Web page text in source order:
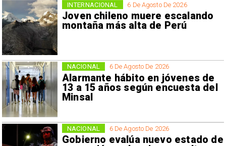
6 De Agosto De 2026
Joven chileno muere escalando
montaña más alta de Perú
INTERNACIONAL
6 De Agosto De 2026
Alarmante hábito en jóvenes de
13 a 15 años según encuesta del
Minsal
NACIONAL
6 De Agosto De 2026
Gobierno evalúa nuevo estado de
NACIONAL